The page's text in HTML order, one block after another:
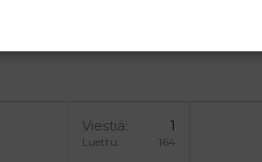
Viestiä 1
Luettu 164